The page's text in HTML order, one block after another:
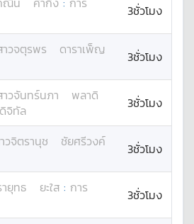
3ชั่วโมง
วจตุรพร
ดาราเพ็ญ
3ชั่วโมง
วจันทร์นภา
พลาดิ
จิทัล 3ชั่วโมง
วจิตรานุช
ชัยศรีวงค์
3ชั่วโมง
ยุทธ ยะใส : การ
3ชั่วโมง